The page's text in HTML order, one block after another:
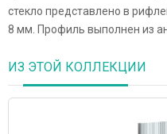
стекло представлено в
8 мм. Профиль выполнен из
ИЗ ЭТОЙ КОЛЛЕКЦИИ